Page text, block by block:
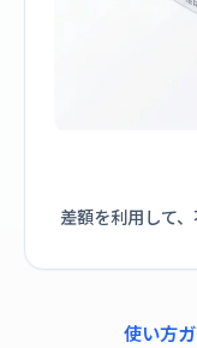
差額を利用して
使い方